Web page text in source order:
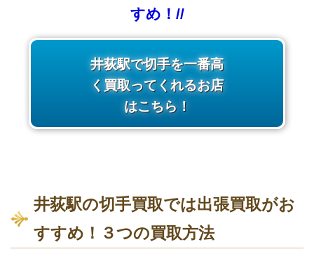
すめ！//
井荻駅で切手を一番高
く買取ってくれるお店
はこちら！
井荻駅の切手買取では出張買取がお
すすめ！３つの買取方法